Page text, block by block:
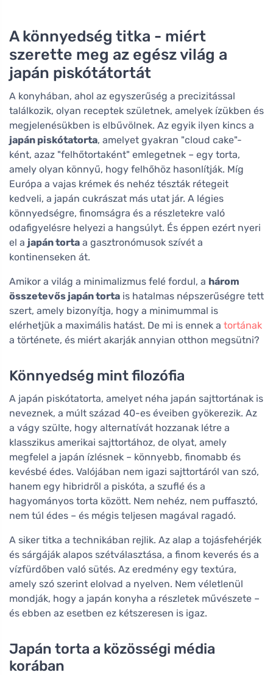
A könnyedség titka - miért
szerette meg az egész világ a
japán piskótátortát
A konyhában, ahol az egyszerűség a precizitással
találkozik, olyan receptek születnek, amelyek ízükben és
megjelenésükben is elbűvölnek. Az egyik ilyen kincs a
japán piskótatorta, amelyet gyakran "cloud cake"-
ként, azaz "felhőtortaként" emlegetnek – egy torta,
amely olyan könnyű, hogy felhőhöz hasonlítják. Míg
Európa a vajas krémek és nehéz tészták rétegeit
kedveli, a japán cukrászat más utat jár. A légies
könnyedségre, finomságra és a részletekre való
odafigyelésre helyezi a hangsúlyt. És éppen ezért nyeri
el a japán torta a gasztronómusok szívét a
kontinenseken át.
Amikor a világ a minimalizmus felé fordul, a három
összetevős japán torta is hatalmas népszerűségre tett
szert, amely bizonyítja, hogy a minimummal is
elérhetjük a maximális hatást. De mi is ennek a tortának
a története, és miért akarják annyian otthon megsütni?
Könnyedség mint filozófia
A japán piskótatorta, amelyet néha japán sajttortának is
neveznek, a múlt század 40-es éveiben gyökerezik. Az
a vágy szülte, hogy alternatívát hozzanak létre a
klasszikus amerikai sajttortához, de olyat, amely
megfelel a japán ízlésnek – könnyebb, finomabb és
kevésbé édes. Valójában nem igazi sajttortáról van szó,
hanem egy hibridről a piskóta, a szuflé és a
hagyományos torta között. Nem nehéz, nem puffasztó,
nem túl édes – és mégis teljesen magával ragadó.
A siker titka a technikában rejlik. Az alap a tojásfehérjék
és sárgáják alapos szétválasztása, a finom keverés és a
vízfürdőben való sütés. Az eredmény egy textúra,
amely szó szerint elolvad a nyelven. Nem véletlenül
mondják, hogy a japán konyha a részletek művészete –
és ebben az esetben ez kétszeresen is igaz.
Japán torta a közösségi média
korában